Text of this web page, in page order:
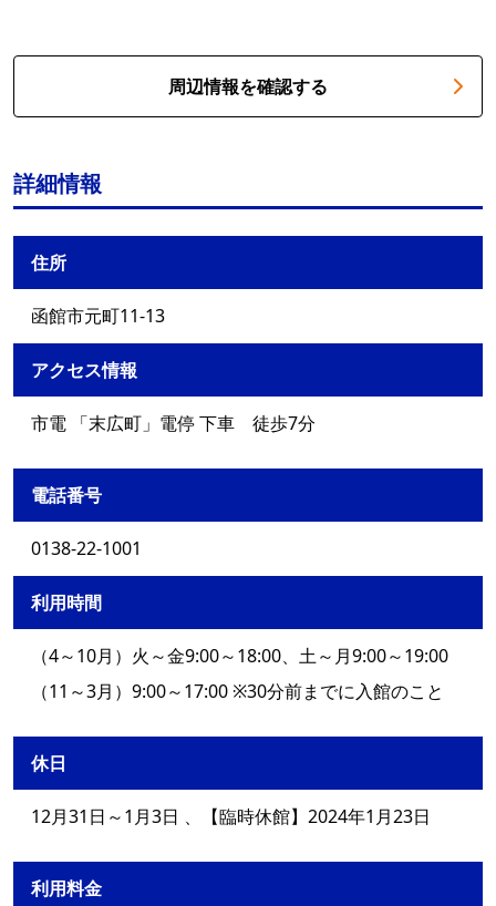
周辺情報を確認する
詳細情報
住所
函館市元町11-13
アクセス情報
市電 「末広町」電停 下車 徒歩7分
電話番号
0138-22-1001
利用時間
（4～10月）火～金9:00～18:00、土～月9:00～19:00
（11～3月）9:00～17:00 ※30分前までに入館のこと
休日
12月31日～1月3日 、【臨時休館】2024年1月23日
利用料金